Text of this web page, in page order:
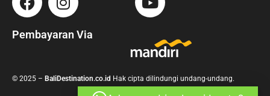
Pembayaran Via
© 2025 – BaliDestination.co.id Hak cipta dilindungi undang-undang.